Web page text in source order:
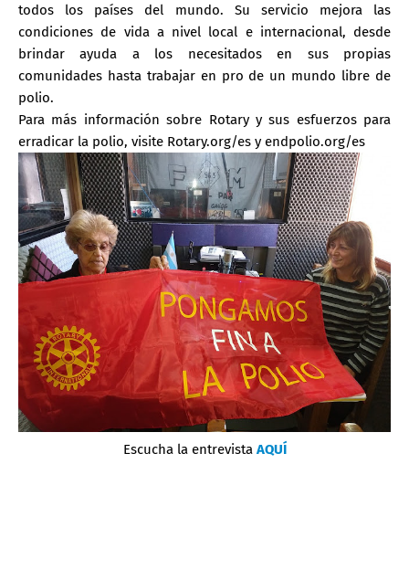
todos los países del mundo. Su servicio mejora las
condiciones de vida a nivel local e internacional, desde
brindar ayuda a los necesitados en sus propias
comunidades hasta trabajar en pro de un mundo libre de
polio.
Para más información sobre Rotary y sus esfuerzos para
erradicar la polio, visite Rotary.org/es y endpolio.org/es
Escucha la entrevista AQUÍ